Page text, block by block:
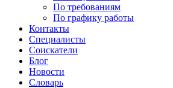
По требованиям
По графику работы
Контакты
Специалисты
Соискатели
Блог
Новости
Словарь